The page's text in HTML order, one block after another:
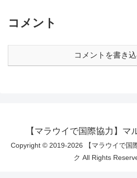
コメント
コメントを書き
【マラウイで国際協力】マ
Copyright © 2019-2026 【マラウイで国
ク All Rights